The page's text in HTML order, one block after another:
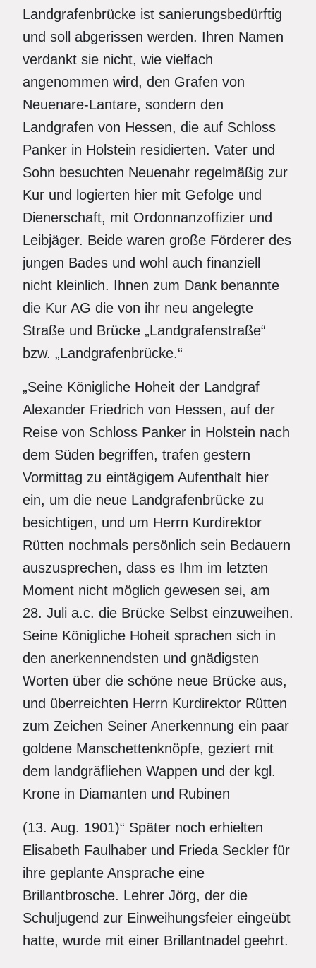
Landgrafenbrücke ist sanierungsbedürftig
und soll abgerissen werden. Ihren Namen
verdankt sie nicht, wie vielfach
angenommen wird, den Grafen von
Neuenare-Lantare, sondern den
Landgrafen von Hessen, die auf Schloss
Panker in Holstein residierten. Vater und
Sohn besuchten Neuenahr regelmäßig zur
Kur und logierten hier mit Gefolge und
Dienerschaft, mit Ordonnanzoffizier und
Leibjäger. Beide waren große Förderer des
jungen Bades und wohl auch finanziell
nicht kleinlich. Ihnen zum Dank benannte
die Kur AG die von ihr neu angelegte
Straße und Brücke „Landgrafenstraße“
bzw. „Landgrafenbrücke.“
„Seine Königliche Hoheit der Landgraf
Alexander Friedrich von Hessen, auf der
Reise von Schloss Panker in Holstein nach
dem Süden begriffen, trafen gestern
Vormittag zu eintägigem Aufenthalt hier
ein, um die neue Landgrafenbrücke zu
besichtigen, und um Herrn Kurdirektor
Rütten nochmals persönlich sein Bedauern
auszusprechen, dass es Ihm im letzten
Moment nicht möglich gewesen sei, am
28. Juli a.c. die Brücke Selbst einzuweihen.
Seine Königliche Hoheit sprachen sich in
den anerkennendsten und gnädigsten
Worten über die schöne neue Brücke aus,
und überreichten Herrn Kurdirektor Rütten
zum Zeichen Seiner Anerkennung ein paar
goldene Manschettenknöpfe, geziert mit
dem landgräfliehen Wappen und der kgl.
Krone in Diamanten und Rubinen
(13. Aug. 1901)“ Später noch erhielten
Elisabeth Faulhaber und Frieda Seckler für
ihre geplante Ansprache eine
Brillantbrosche. Lehrer Jörg, der die
Schuljugend zur Einweihungsfeier eingeübt
hatte, wurde mit einer Brillantnadel geehrt.